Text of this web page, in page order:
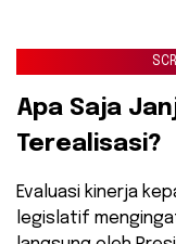
​Apa Saja
Terealisasi?
​Evaluasi kinerja
legislatif